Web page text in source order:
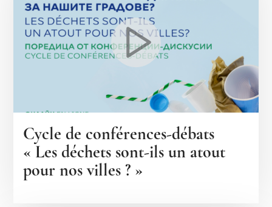
Cycle de conférences-débats
« Les déchets sont-ils un atout
pour nos villes ? »